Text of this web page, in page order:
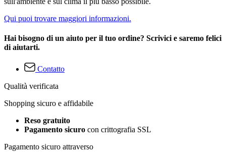
Qui puoi trovare maggiori informazioni.
Hai bisogno di un aiuto per il tuo ordine? Scrivici e saremo felici
di aiutarti.
Contatto
Qualità verificata
Shopping sicuro e affidabile
Reso gratuito
Pagamento sicuro con crittografia SSL
Pagamento sicuro attraverso